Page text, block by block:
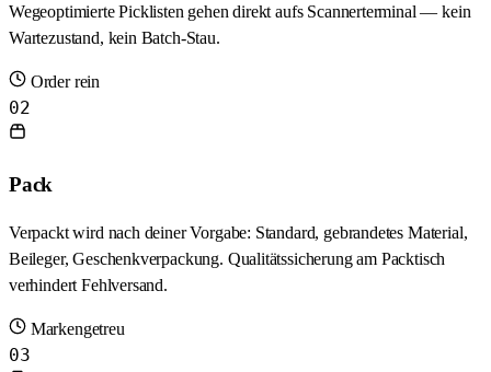
Wegeoptimierte Picklisten gehen direkt aufs Scannerterminal — kein
Wartezustand, kein Batch-Stau.
Order rein
02
Pack
Verpackt wird nach deiner Vorgabe: Standard, gebrandetes Material,
Beileger, Geschenkverpackung. Qualitätssicherung am Packtisch
verhindert Fehlversand.
Markengetreu
03